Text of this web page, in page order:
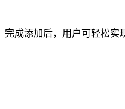
成添加后，用户可轻松实